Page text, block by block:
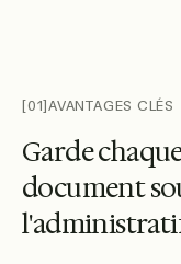
[01]AVANTAGES CLÉS
Gardechaqu
documentso
l'administrati